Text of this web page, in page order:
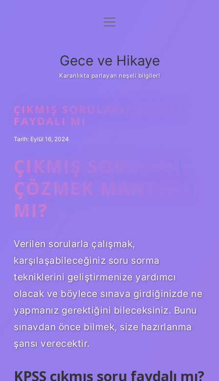
Anasayfa
Yasal Uyarı
menüyü
Gece ve Hikaye
Karanlıkta parlayan neşeli bilgiler!
ÇIKMIŞ SORULARI ÇÖZMEK
FAYDALI MI
Tarih: Eylül 16, 2024
ÇIKMIŞ SORULARI
ÇÖZMEK MANTIKLI
MI?
Verilen sorularla çalışmak,
karşılaşabileceğiniz soru sorma
tekniklerini geliştirmenize yardımcı
olacak ve böylece sınava girdiğinizde ne
yapmanız gerektiğini bileceksiniz. Bunu
sınavdan önce bilmek, size hazırlanma
şansı verecektir.
KPSS çıkmış soru faydalı mı?